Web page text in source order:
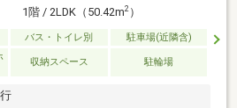
1階 / 2LDK（50.42m2）
バス・トイレ別
駐車場(近隣含)
収納スペース 駐輪場